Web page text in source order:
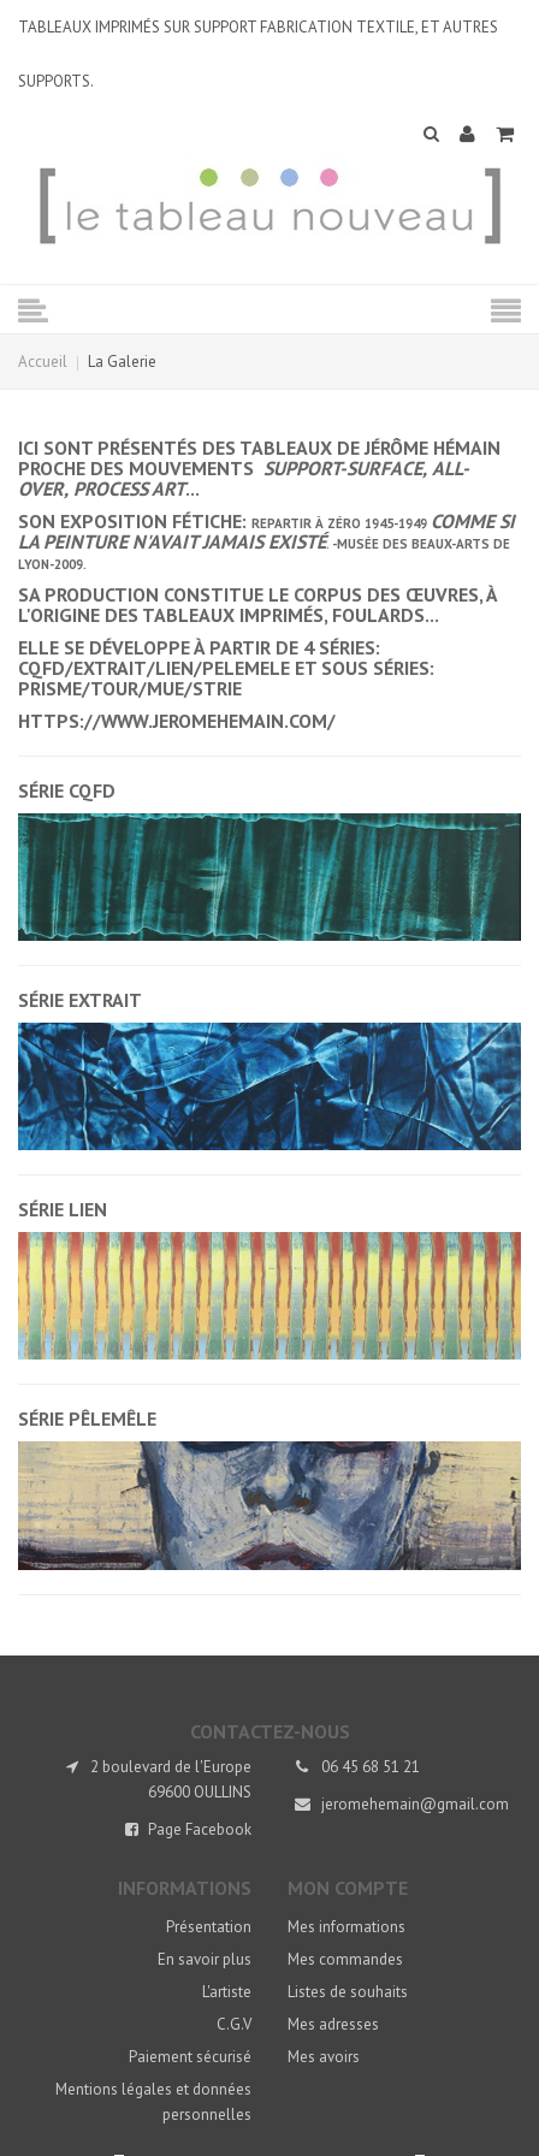
TABLEAUX IMPRIMÉS SUR SUPPORT FABRICATION TEXTILE, ET AUTRES
SUPPORTS.
Accueil La Galerie
ICI SONT PRÉSENTÉS DES TABLEAUX DE JÉRÔME HÉMAIN
PROCHE DES MOUVEMENTS SUPPORT-SURFACE, ALL-
OVER, PROCESS ART...
SON EXPOSITION FÉTICHE: REPARTIR À ZÉRO 1945-1949 COMME SI
LA PEINTURE N'AVAIT JAMAIS EXISTÉ. -MUSÉE DES BEAUX-ARTS DE
LYON-2009.
SA PRODUCTION CONSTITUE LE CORPUS DES ŒUVRES, À
L'ORIGINE DES TABLEAUX IMPRIMÉS, FOULARDS...
ELLE SE DÉVELOPPE À PARTIR DE 4 SÉRIES:
CQFD/EXTRAIT/LIEN/PELEMELE ET SOUS SÉRIES:
PRISME/TOUR/MUE/STRIE
HTTPS://WWW.JEROMEHEMAIN.COM/
SÉRIE CQFD
SÉRIE EXTRAIT
SÉRIE LIEN
SÉRIE PÊLEMÊLE
CONTACTEZ-NOUS
2 boulevard de l'Europe
69600 OULLINS
Page Facebook
06 45 68 51 21
jeromehemain@gmail.com
INFORMATIONS
Présentation
En savoir plus
L'artiste
C.G.V
Paiement sécurisé
Mentions légales et données
personnelles
MON COMPTE
Mes informations
Mes commandes
Listes de souhaits
Mes adresses
Mes avoirs